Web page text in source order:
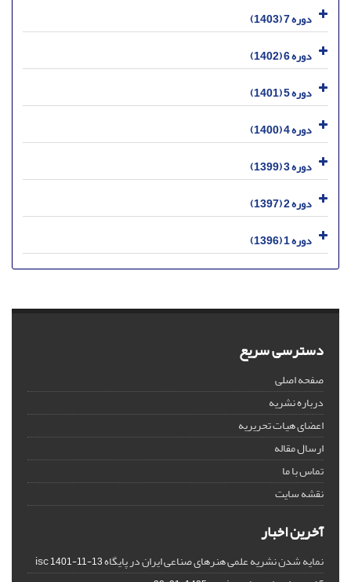
دوره 7 (1403)
دوره 6 (1402)
دوره 5 (1401)
دوره 4 (1400)
دوره 3 (1399)
دوره 2 (1397)
دوره 1 (1396)
دسترسی سریع
صفحه اصلی
درباره نشریه
اعضای هیات تحریریه
ارسال مقاله
تماس با ما
نقشه سایت
آخرین اخبار
نمایه شدن نشریه علمی هنرهای صناعی ایران در پایگاه isc1401-11-13